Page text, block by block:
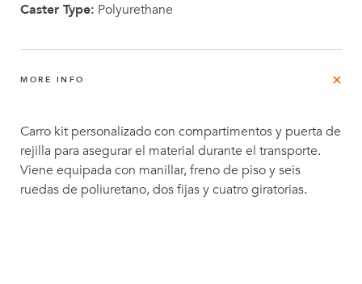
Caster Type: Polyurethane
MORE INFO
Carro kit personalizado con compartimentos y puerta de
rejilla para asegurar el material durante el transporte.
Viene equipada con manillar, freno de piso y seis
ruedas de poliuretano, dos fijas y cuatro giratorias.